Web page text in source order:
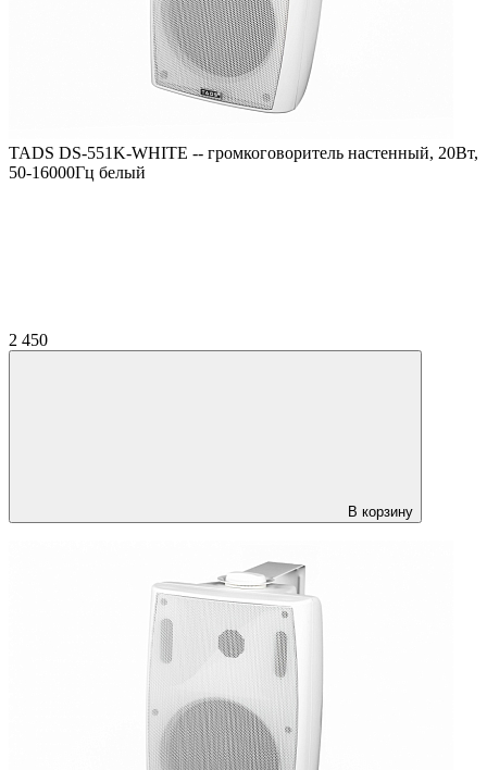
TADS DS-551K-WHITE -- громкоговоритель настенный, 20Вт,
50-16000Гц белый
2 450
В корзину